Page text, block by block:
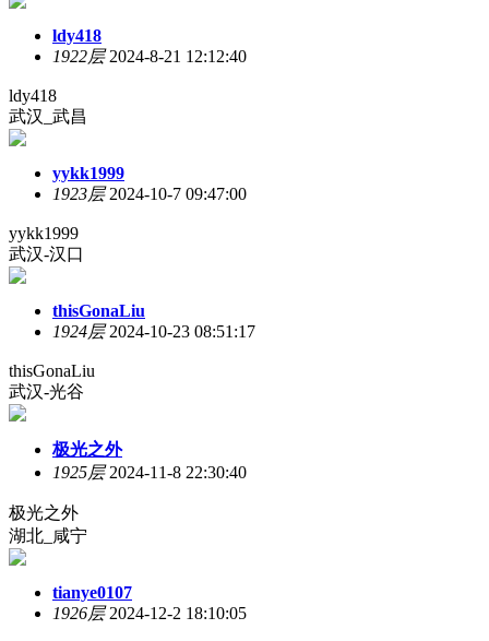
ldy418
1922层2024-8-21 12:12:40
ldy418
武汉_武昌
yykk1999
1923层2024-10-7 09:47:00
yykk1999
武汉-汉口
thisGonaLiu
1924层2024-10-23 08:51:17
thisGonaLiu
武汉-光谷
极光之外
1925层2024-11-8 22:30:40
极光之外
湖北_咸宁
tianye0107
1926层2024-12-2 18:10:05